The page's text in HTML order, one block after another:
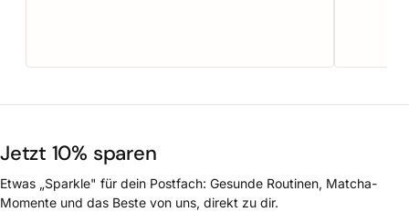
Jetzt 10% sparen
Etwas „Sparkle" für dein Postfach: Gesunde Routinen, Matcha-
Momente und das Beste von uns, direkt zu dir.